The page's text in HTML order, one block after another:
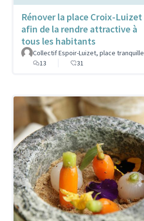
Rénover la place Croix-Luizet
afin de la rendre attractive à
tous les habitants
Collectif Espoir-Luizet, place tranquille
13
31